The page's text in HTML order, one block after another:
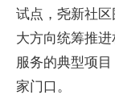
试点，尧新社
大方向统筹推
服务的典型项
家门口。